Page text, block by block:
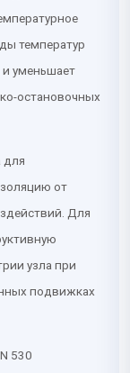
температур
уменьшает
остановочных
для
от
Для
узла при
подвижках
530